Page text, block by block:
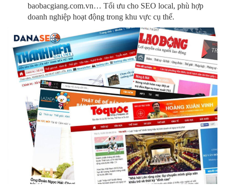
baobacgiang.com.vn… Tối ưu cho SEO local, phù hợp
doanh nghiệp hoạt động trong khu vực cụ thể.